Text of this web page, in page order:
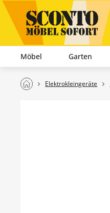
Möbel Garten
Elektrokleingeräte